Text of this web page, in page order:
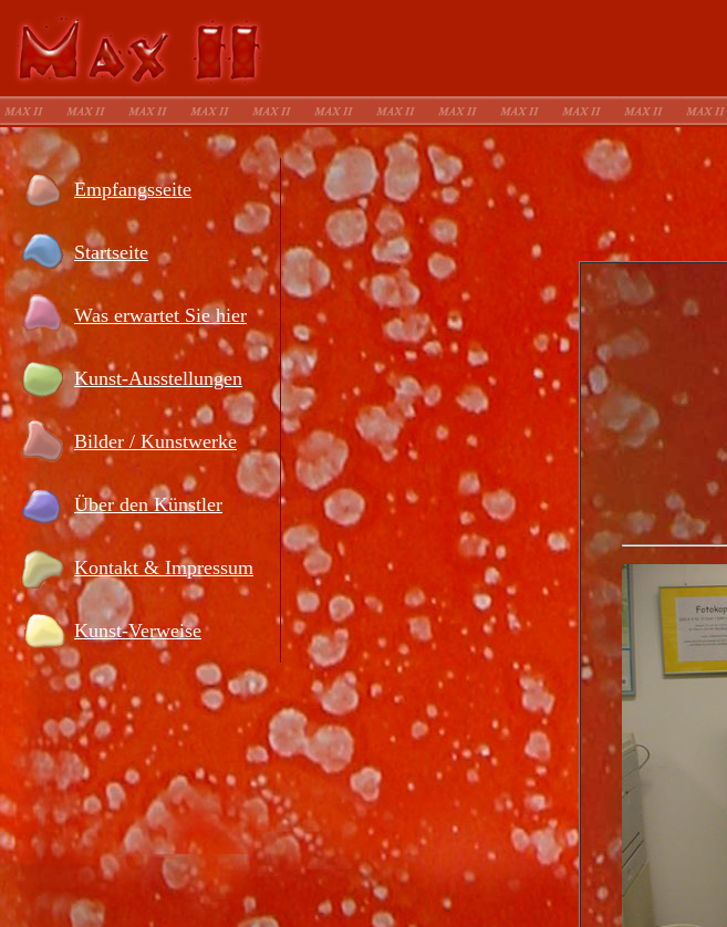
Empfangsseite
Startseite
Was erwartet Sie hier
Kunst-Ausstellungen
Bilder / Kunstwerke
Über den Künstler
Kontakt & Impressum
Kunst-Verweise